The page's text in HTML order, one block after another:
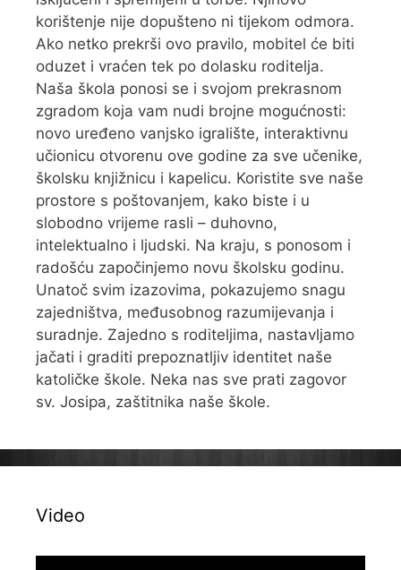
korištenje nije dopušteno ni tijekom odmora.
Ako netko prekrši ovo pravilo, mobitel će biti
oduzet i vraćen tek po dolasku roditelja.
Naša škola ponosi se i svojom prekrasnom
zgradom koja vam nudi brojne mogućnosti:
novo uređeno vanjsko igralište, interaktivnu
učionicu otvorenu ove godine za sve učenike,
školsku knjižnicu i kapelicu. Koristite sve naše
prostore s poštovanjem, kako biste i u
slobodno vrijeme rasli – duhovno,
intelektualno i ljudski. Na kraju, s ponosom i
radošću započinjemo novu školsku godinu.
Unatoč svim izazovima, pokazujemo snagu
zajedništva, međusobnog razumijevanja i
suradnje. Zajedno s roditeljima, nastavljamo
jačati i graditi prepoznatljiv identitet naše
katoličke škole. Neka nas sve prati zagovor
sv. Josipa, zaštitnika naše škole.
Video